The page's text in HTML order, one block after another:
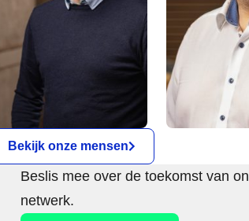
Bekijk onze mensen
Beslis mee over de toekomst van
netwerk.